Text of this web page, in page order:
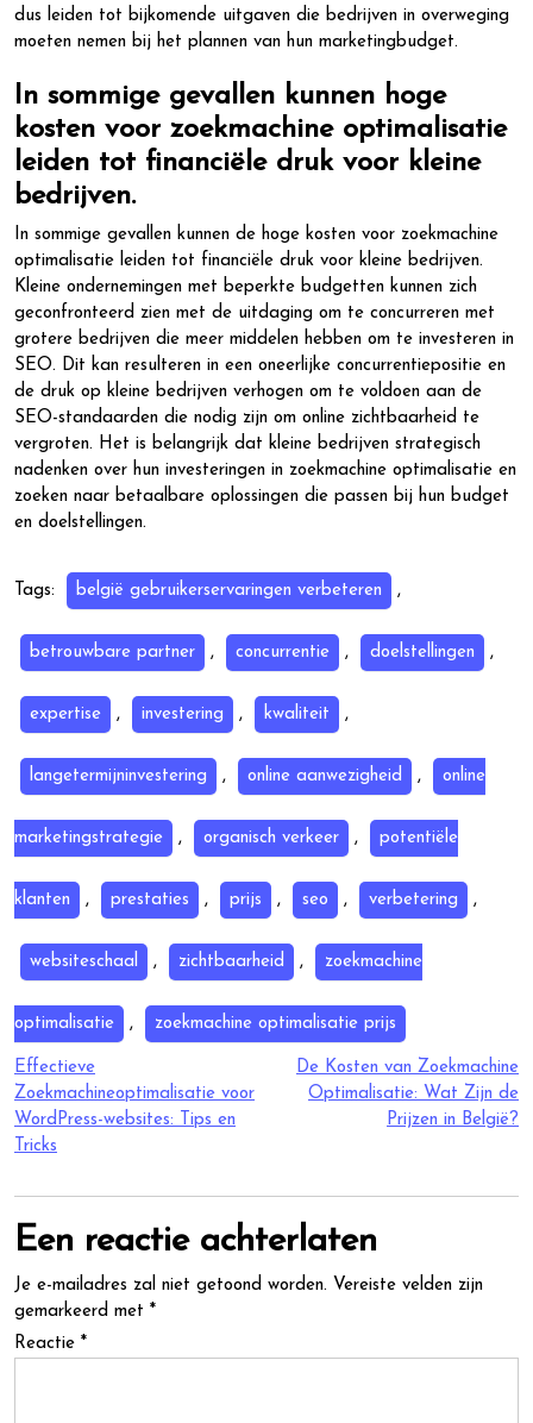
dus leiden tot bijkomende uitgaven die bedrijven in overweging
moeten nemen bij het plannen van hun marketingbudget.
In sommige gevallen kunnen hoge
kosten voor zoekmachine optimalisatie
leiden tot financiële druk voor kleine
bedrijven.
In sommige gevallen kunnen de hoge kosten voor zoekmachine
optimalisatie leiden tot financiële druk voor kleine bedrijven.
Kleine ondernemingen met beperkte budgetten kunnen zich
geconfronteerd zien met de uitdaging om te concurreren met
grotere bedrijven die meer middelen hebben om te investeren in
SEO. Dit kan resulteren in een oneerlijke concurrentiepositie en
de druk op kleine bedrijven verhogen om te voldoen aan de
SEO-standaarden die nodig zijn om online zichtbaarheid te
vergroten. Het is belangrijk dat kleine bedrijven strategisch
nadenken over hun investeringen in zoekmachine optimalisatie en
zoeken naar betaalbare oplossingen die passen bij hun budget
en doelstellingen.
Tags: belgië gebruikerservaringen verbeteren ,
betrouwbare partner , concurrentie , doelstellingen ,
expertise , investering , kwaliteit ,
langetermijninvestering , online aanwezigheid , online
marketingstrategie , organisch verkeer , potentiële
klanten , prestaties , prijs , seo , verbetering ,
websiteschaal , zichtbaarheid , zoekmachine
optimalisatie , zoekmachine optimalisatie prijs
Berichtnavigatie
Effectieve
Zoekmachineoptimalisatie voor
WordPress-websites: Tips en
Tricks
De Kosten van Zoekmachine
Optimalisatie: Wat Zijn de
Prijzen in België?
Een reactie achterlaten
Je e-mailadres zal niet getoond worden. Vereiste velden zijn
gemarkeerd met *
Reactie *